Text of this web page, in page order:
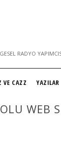
RADYO
VE CAZZ YAZILAR
WEB